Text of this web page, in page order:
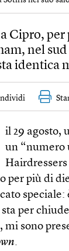
Cipro,
nel
identica
il 29 agosto,
un “numero
per più di
speciale:
per
mi sono
.